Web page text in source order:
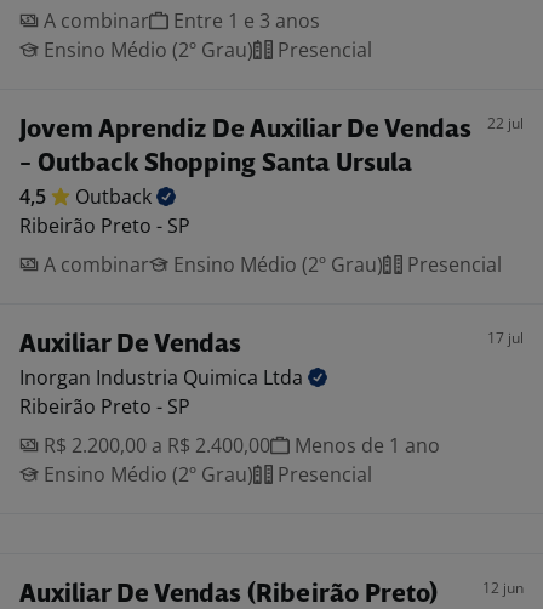
A combinar
Entre 1 e 3 anos
Ensino Médio (2º Grau)
Presencial
Jovem Aprendiz De Auxiliar De Vendas
- Outback Shopping Santa Ursula
22 jul
4,5
Outback
Ribeirão Preto - SP
A combinar
Ensino Médio (2º Grau) Presencial
Auxiliar De Vendas 17 jul
Inorgan Industria Quimica Ltda
Ribeirão Preto - SP
R$ 2.200,00 a R$ 2.400,00
Menos de 1 ano
Ensino Médio (2º Grau)
Presencial
Auxiliar De Vendas (Ribeirão Preto) 12 jun